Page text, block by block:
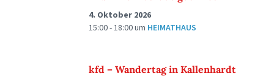
4. Oktober 2026
15:00 - 18:00um HEIMATHAUS
kfd – Wandertag in Kallenhardt